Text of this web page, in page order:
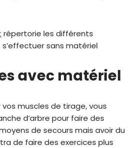
répertorie les différents
sans matériel
avec matériel
muscles de tirage, vous
d’arbre pour faire des
de secours mais avoir du
de faire des exercices plus